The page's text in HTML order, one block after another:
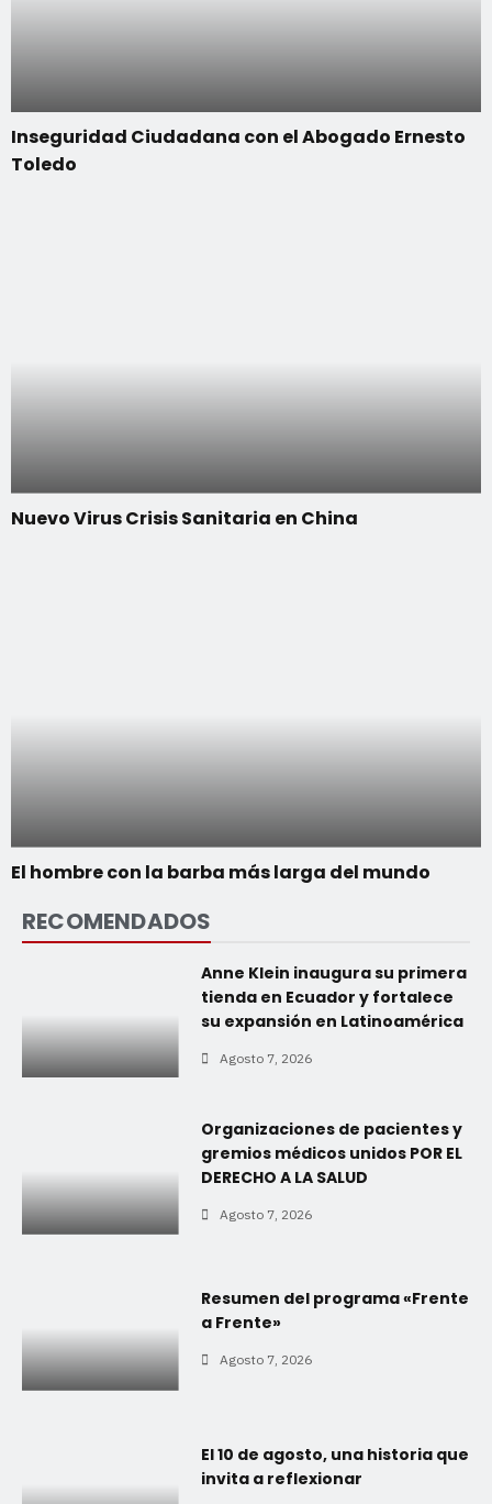
Inseguridad Ciudadana con el Abogado Ernesto
Toledo
Nuevo Virus Crisis Sanitaria en China
El hombre con la barba más larga del mundo
RECOMENDADOS
Anne Klein inaugura su primera
tienda en Ecuador y fortalece
su expansión en Latinoamérica
Agosto 7, 2026
Organizaciones de pacientes y
gremios médicos unidos POR EL
DERECHO A LA SALUD
Agosto 7, 2026
Resumen del programa «Frente
a Frente»
Agosto 7, 2026
El 10 de agosto, una historia que
invita a reflexionar